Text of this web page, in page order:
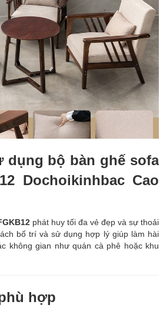
dụng bộ bàn ghế sofa
Dochoikinhbac Cao
phát huy tối đa vẻ đẹp và sự thoải
bố trí và sử dụng hợp lý giúp làm hài
không gian như quán cà phê hoặc khu
hợp